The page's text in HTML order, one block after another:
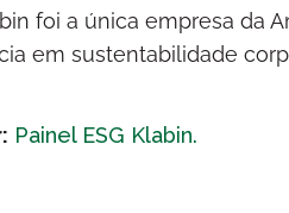
foi a única empresa da
em sustentabilidade
Painel ESG Klabin.